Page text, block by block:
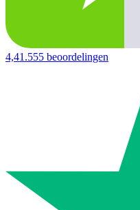
4,41.555 beoordelingen